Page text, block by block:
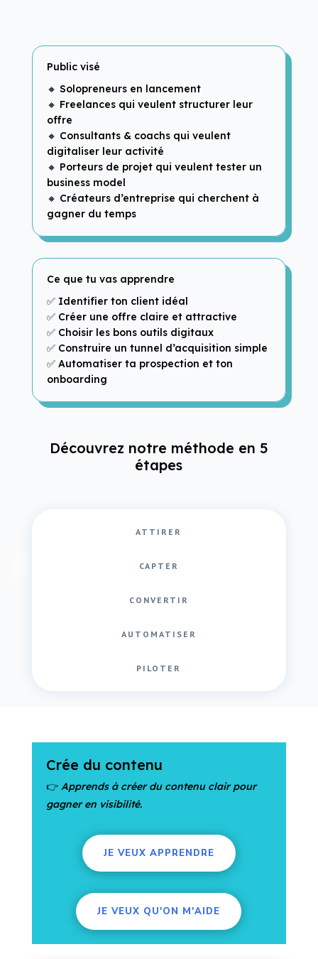
Public visé
🔸 Solopreneurs en lancement
🔸 Freelances qui veulent structurer leur
offre
🔸 Consultants & coachs qui veulent
digitaliser leur activité
🔸 Porteurs de projet qui veulent tester un
business model
🔸 Créateurs d’entreprise qui cherchent à
gagner du temps
Ce que tu vas apprendre
✅ Identifier ton client idéal
✅ Créer une offre claire et attractive
✅ Choisir les bons outils digitaux
✅ Construire un tunnel d’acquisition simple
✅ Automatiser ta prospection et ton
onboarding
Découvrez notre méthode en 5
étapes
ATTIRER
CAPTER
CONVERTIR
AUTOMATISER
PILOTER
Crée du contenu
👉 Apprends à créer du contenu clair pour
gagner en visibilité.
JE VEUX APPRENDRE
JE VEUX QU'ON M'AIDE